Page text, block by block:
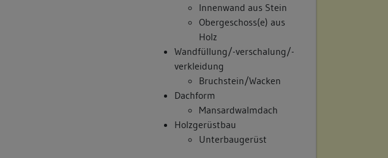
Innenwand aus Stein
Obergeschoss(e) aus
Holz
Wandfüllung/-verschalung/-
verkleidung
Bruchstein/Wacken
Dachform
Mansardwalmdach
Holzgerüstbau
Unterbaugerüst